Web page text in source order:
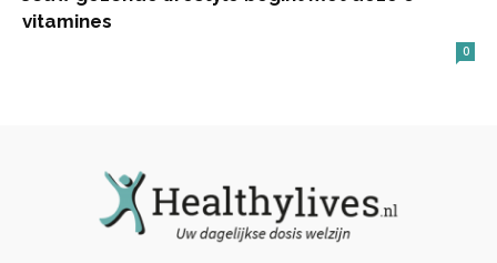
vitamines
0